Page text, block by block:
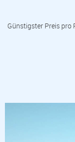
Günstigster Preis pro